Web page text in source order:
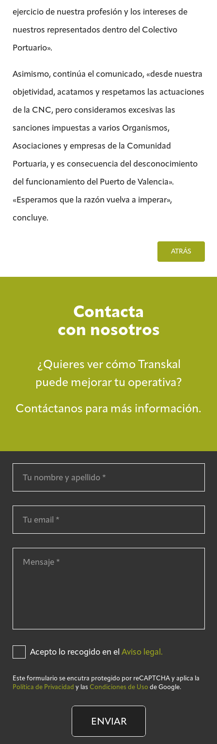
ejercicio de nuestra profesión y los intereses de
nuestros representados dentro del Colectivo
Portuario».
Asimismo, continúa el comunicado, «desde nuestra
objetividad, acatamos y respetamos las actuaciones
de la CNC, pero consideramos excesivas las
sanciones impuestas a varios Organismos,
Asociaciones y empresas de la Comunidad
Portuaria, y es consecuencia del desconocimiento
del funcionamiento del Puerto de Valencia».
«Esperamos que la razón vuelva a imperar»,
concluye.
ATRÁS
Contacta
con nosotros
¿Quieres ver cómo Transkal
puede mejorar tu operativa?
Contáctanos para más información.
Acepto lo recogido en el Aviso legal.
Este formulario se encutra protegido por reCAPTCHA y aplica la
Política de Privacidad y las Condiciones de Uso de Google.
ENVIAR